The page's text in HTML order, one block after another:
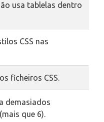
usa tablelas dentro
CSS nas
ficheiros CSS.
demasiados
que 6).